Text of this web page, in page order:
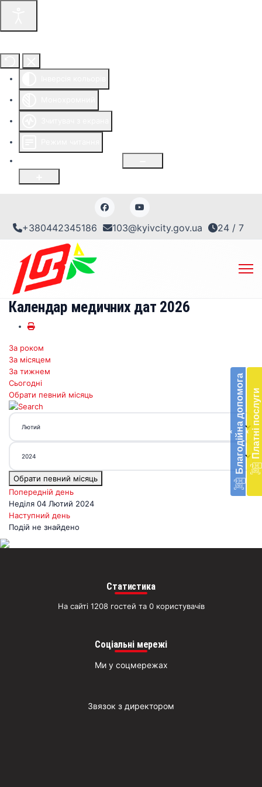
+380442345186 103@kyivcity.gov.ua 24 / 7
‹ Благодійна допомогав
‹ Платні послуги
Календар медичних дат 2026
За роком
За місяцем
За тижнем
Сьогодні
Обрати певний місяць
Обрати певний місяць
Попередній день
Неділя 04 Лютий 2024
Наступний день
Подій не знайдено
Статистика
На сайті 1208 гостей та 0 користувачів
Соціальні мережі
Ми у соцмережах
Звязок з директором